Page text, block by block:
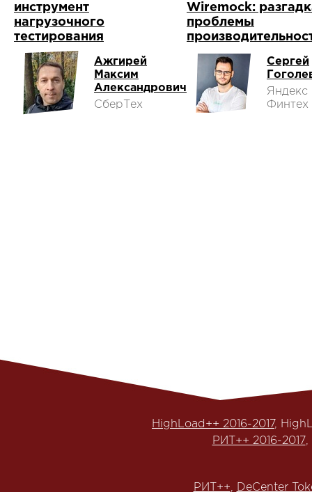
инструмент
нагрузочного
тестирования
Ажгирей
Максим
Александрович
СберТех
Wiremock:
проблемы
Сергей
Яндекс
Финтех
HighLoad++ 2016-2017,
РИТ++ 2016-2017,
РИТ++, DeCenter